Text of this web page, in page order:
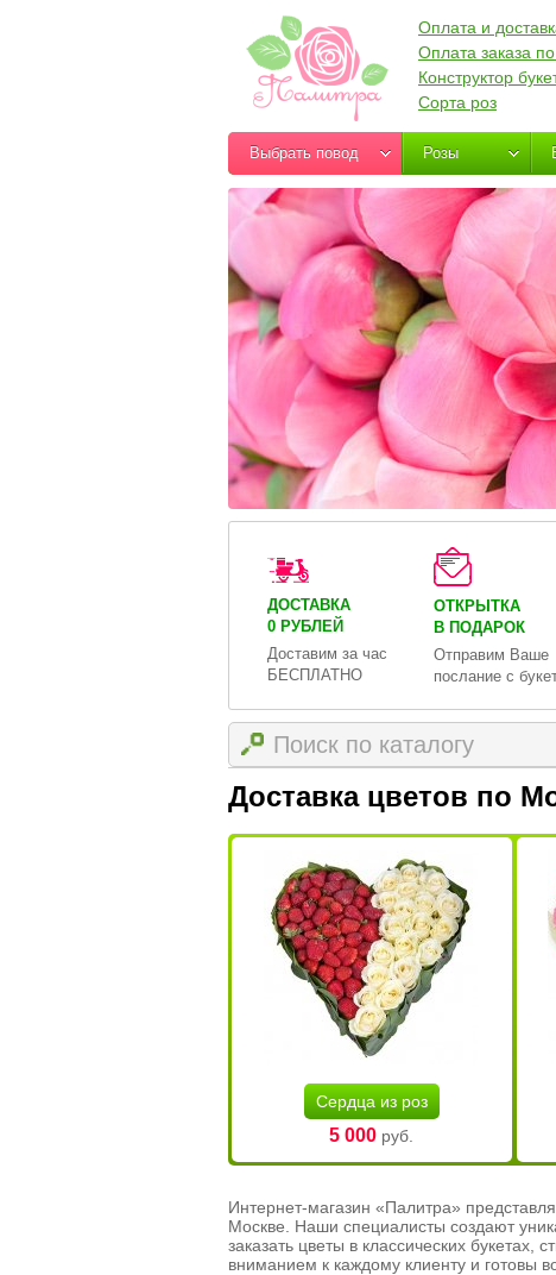
Оплата и
Оплата заказа
Конструктор
Сорта роз
Выбрать повод Розы
ДОСТАВКА
0 РУБЛЕЙ
Доставим за час
БЕСПЛАТНО
ОТКРЫТКА
В ПОДАРОК
Отправим Ваше
послание с
Доставка цветов по
Сердца из роз
5 000 руб.
Интернет-магазин «Палитра»
Москве. Наши специалисты создают
заказать цветы в классических
вниманием к каждому клиенту и готовы